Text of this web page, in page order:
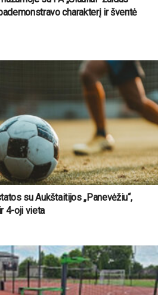
charakterį ir šventė
su Aukštaitijos „Panevėžiu“,
4-oji vieta